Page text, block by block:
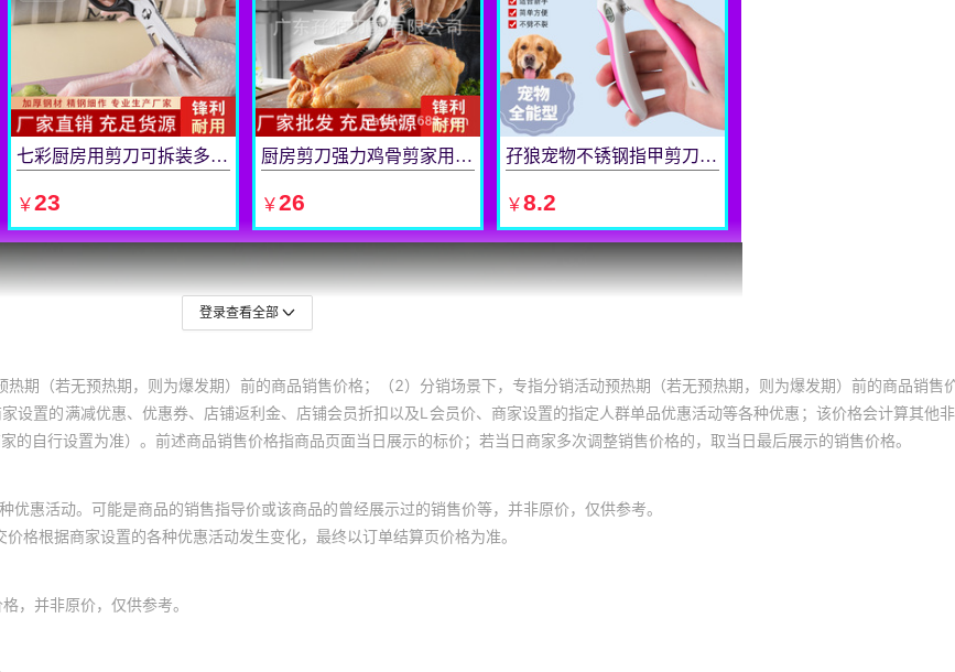
登录查看全部
热期（若无预热期，则为爆发期）前的商品销售价格；（2）分销场景下，专指分销活动预热期（若无预热期，则为爆发期）前的商品销售
设置的满减优惠、优惠券、店铺返利金、店铺会员折扣以及L会员价、商家设置的指定人群单品优惠活动等各种优惠；该价格会计算其他
自行设置为准）。前述商品销售价格指商品页面当日展示的标价；若当日商家多次调整销售价格的，取当日最后展示的销售价格。
惠活动。可能是商品的销售指导价或该商品的曾经展示过的销售价等，并非原价，仅供参考。
格根据商家设置的各种优惠活动发生变化，最终以订单结算页价格为准。
，并非原价，仅供参考。